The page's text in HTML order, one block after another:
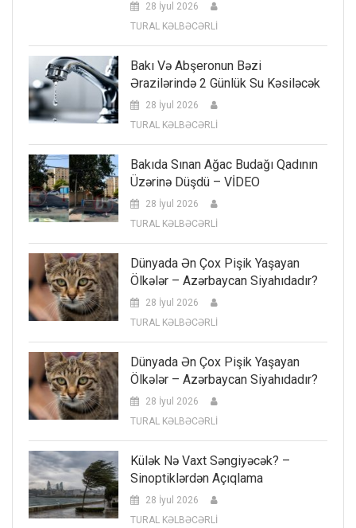
28 İyul 2026
TURAL KƏLBƏCƏRLİ
Bakı Və Abşeronun Bəzi
Ərazilərində 2 Günlük Su Kəsiləcək
28 İyul 2026
TURAL KƏLBƏCƏRLİ
Bakıda Sınan Ağac Budağı Qadının
Üzərinə Düşdü – VİDEO
28 İyul 2026
TURAL KƏLBƏCƏRLİ
Dünyada Ən Çox Pişik Yaşayan
Ölkələr – Azərbaycan Siyahıdadır?
28 İyul 2026
TURAL KƏLBƏCƏRLİ
Dünyada Ən Çox Pişik Yaşayan
Ölkələr – Azərbaycan Siyahıdadır?
28 İyul 2026
TURAL KƏLBƏCƏRLİ
Külək Nə Vaxt Səngiyəcək? –
Sinoptiklərdən Açıqlama
28 İyul 2026
TURAL KƏLBƏCƏRLİ